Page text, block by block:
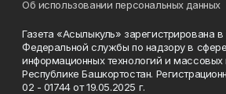
Об использовании персональных данных
Газета «Асылыкуль» зарегистрирована
Федеральной службы по надзору в
информационных технологий и
Республике Башкортостан.
02 - 01744 от 19.05.2025 г.